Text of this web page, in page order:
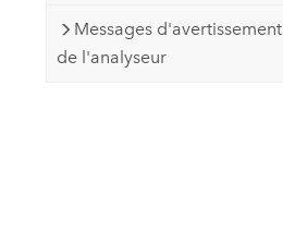
Messages d'avertissement
de l'analyseur